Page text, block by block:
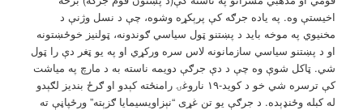
اخیستې وه. په یاده جرګه کې پرېکړه وشوه، چې د نسل وژنې د
مخنیوي په موخه باید د پښتنو ټول سیاسي ګوندونه، ټولنیز خوځښتونه
او د پښتنو سیاسي سازمانونه لاس سره ورکړي او په یو ټغر دې را ټول
شي. ټاکل شوې وه چې د دې جرګې دویمه ناسته به د مارچ په میاشت
کې ترسره شي خو د کوید-۱۹ ناروغۍ رامنځته کېدو او ګرځ بندیز لګېدو
له کبله وځنډېده. د جرګې یو تن غړی “نېزاويسيمايا ګزېته” ورځپاڼې ته